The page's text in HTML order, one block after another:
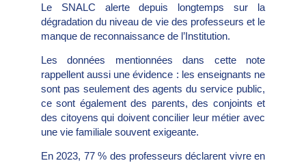
Le SNALC alerte depuis longtemps sur la
dégradation du niveau de vie des professeurs et le
manque de reconnaissance de l’Institution.
Les données mentionnées dans cette note
rappellent aussi une évidence : les enseignants ne
sont pas seulement des agents du service public,
ce sont également des parents, des conjoints et
des citoyens qui doivent concilier leur métier avec
une vie familiale souvent exigeante.
En 2023, 77 % des professeurs déclarent vivre en